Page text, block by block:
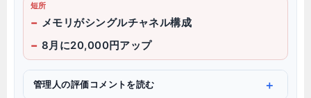
短所
メモリがシングルチャネル構成
8月に20,000円アップ
管理人の評価コメントを読む